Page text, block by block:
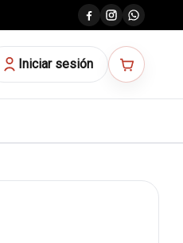
Iniciar sesión